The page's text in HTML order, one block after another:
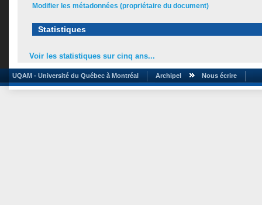
Modifier les métadonnées (propriétaire du document)
Statistiques
Voir les statistiques sur cinq ans...
UQAM - Université du Québec à Montréal Archipel Nous écrire